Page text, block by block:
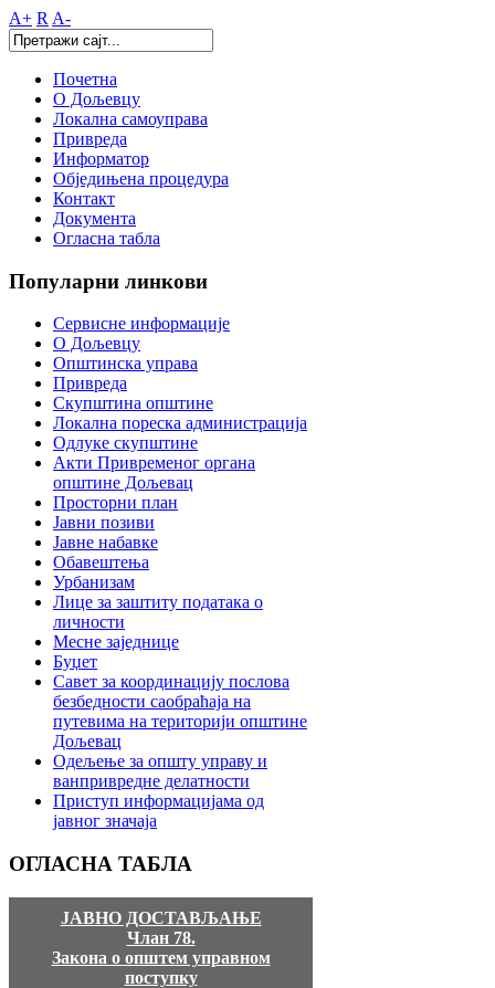
A+ R A-
Почетна
О Дољевцу
Локална самоуправа
Привреда
Информатор
Обједињена процедура
Контакт
Документа
Огласна табла
Популарни линкови
Сервисне информације
О Дољевцу
Општинска управа
Привреда
Скупштина општине
Локална пореска администрација
Одлуке скупштине
Акти Привременог органа
општине Дољевац
Просторни план
Јавни позиви
Јавне набавке
Обавештења
Урбанизам
Лице за заштиту података о
личности
Месне заједнице
Буџет
Савет за координацију послова
безбедности саобраћаја на
путевима на територији општине
Дољевац
Одељење за општу управу и
ванпривредне делатности
Приступ информацијама од
јавног значаја
ОГЛАСНА ТАБЛА
ЈАВНО ДОСТАВЉАЊЕ
Члан 78.
Закона о општем управном
поступку